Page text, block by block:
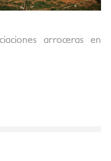
arroceras en